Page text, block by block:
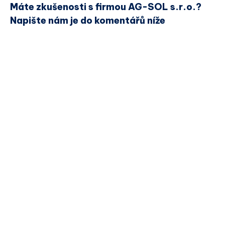
Máte zkušenosti s firmou AG-SOL s.r.o.?
Napište nám je do komentářů níže